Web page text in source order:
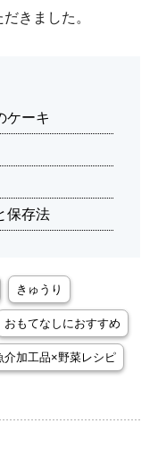
きました。
ケーキ
保存法
きゅうり
おもてなしにおすすめ
介加工品×野菜レシピ